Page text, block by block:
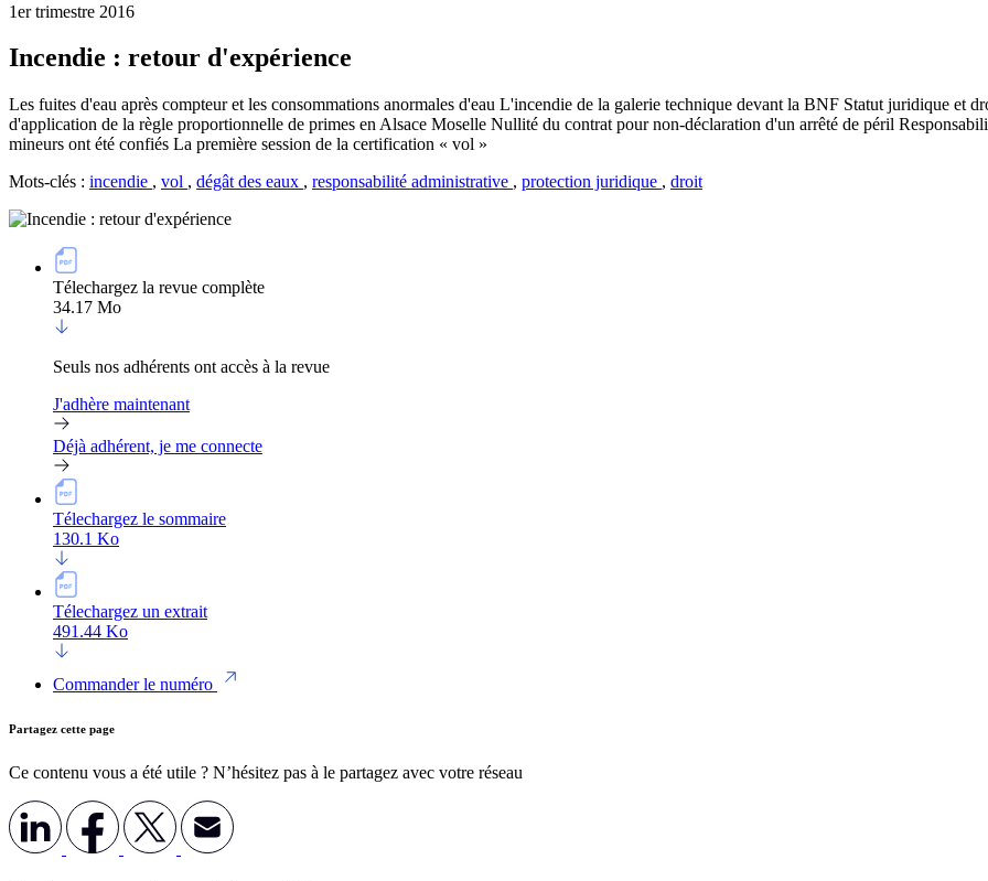
1er trimestre 2016
Incendie : retour d'expérience
Les fuites d'eau après compteur et les consommations anormales d'eau L'incendie de la galerie technique devant la BNF Statut juridique et
d'application de la règle proportionnelle de primes en Alsace Moselle Nullité du contrat pour non-déclaration d'un arrêté de péril
mineurs ont été confiés La première session de la certification « vol »
Mots-clés : incendie , vol , dégât des eaux , responsabilité administrative , protection juridique , droit
Télechargez la revue complète
34.17 Mo
Seuls nos adhérents ont accès à la revue
J'adhère maintenant
Déjà adhérent, je me connecte
Télechargez le sommaire
130.1 Ko
Télechargez un extrait
491.44 Ko
Commander le numéro
Partagez cette page
Ce contenu vous a été utile ? N’hésitez pas à le partagez avec votre réseau